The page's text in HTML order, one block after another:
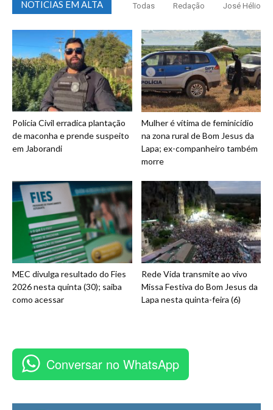
NOTICIAS EM ALTA Todas Redação José Hélio
Polícia Civil erradica plantação
de maconha e prende suspeito
em Jaborandi
Mulher é vítima de feminicídio
na zona rural de Bom Jesus da
Lapa; ex-companheiro também
morre
MEC divulga resultado do Fies
2026 nesta quinta (30); saiba
como acessar
Rede Vida transmite ao vivo
Missa Festiva do Bom Jesus da
Lapa nesta quinta-feira (6)
Conversar no WhatsApp